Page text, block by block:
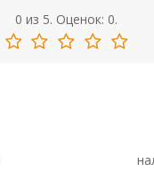
0 из 5. Оценок: 0.